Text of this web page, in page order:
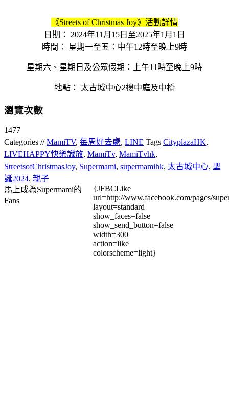
《Streets of Christmas Joy》活動詳情
日期： 2024年11月15日至2025年1月1日
時間： 星期一至五：中午12時至晚上9時
星期六、星期日及公眾假期：上午11時至晚上9時
地點： 太古城中心2樓中庭及中橋
瀏覽次數
1477
Categories //MamiTV, 每周好去處, LINE Tags CityplazaHK,
LIVEHAPPY快樂識放, MamiTv, MamiTvhk,
StreetsofChristmasJoy, Supermami, supermamihk, 太古城中心, 聖
誕2024, 親子
馬上成為Supermami的
Fans
{JFBCLike
url=http://www.facebook.com/pages/
layout=standard
show_faces=false
show_send_button=false
width=300
action=like
colorscheme=light}